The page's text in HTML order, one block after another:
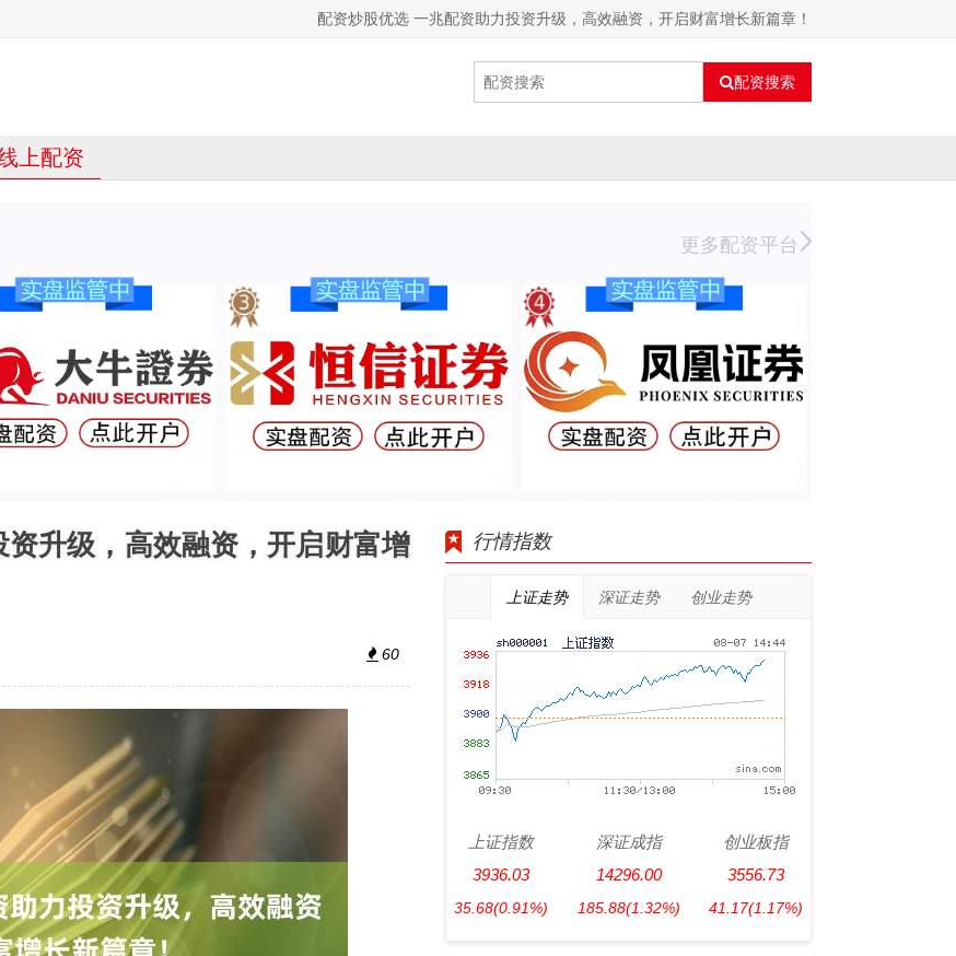
配资炒股优选 一兆配资助力投资升级，高效融资，开启财富增长新篇章！
配资搜索
上配资
更多配资平台
升级，高效融资，开启财富增
60
行情指数
上证走势 深证走势 创业走势
上证指数
3936.03
35.68(0.91%)
深证成指
14296.00
185.88(1.32%)
创业板指
3556.73
41.17(1.17%)